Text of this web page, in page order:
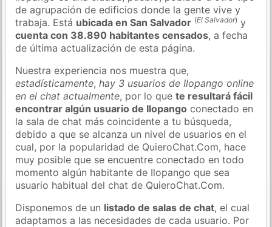
de agrupación de edificios donde la gente vive y
trabaja. Está ubicada en San Salvador (El Salvador) y
cuenta con 38.890 habitantes censados, a fecha
de última actualización de esta página.
Nuestra experiencia nos muestra que,
estadísticamente,hay 3 usuarios de Ilopango online
en el chat actualmente, por lo quete resultará fácil
encontrar algún usuario de Ilopango conectado en
la sala de chat más coincidente a tu búsqueda,
debido a que se alcanza un nivel de usuarios en el
cual, por la popularidad de QuieroChat.Com, hace
muy posible que se encuentre conectado en todo
momento algún habitante de Ilopango que sea
usuario habitual del chat de QuieroChat.Com.
Disponemos de un listado de salas de chat, el cual
adaptamos a las necesidades de cada usuario. Por